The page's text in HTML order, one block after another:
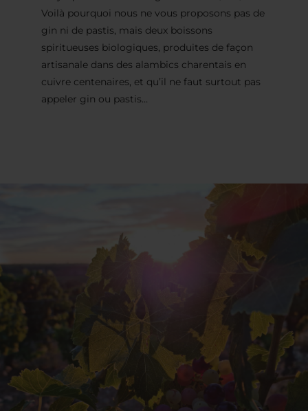
Voilà pourquoi nous ne vous proposons pas de
gin ni de pastis, mais deux boissons
spiritueuses biologiques, produites de façon
artisanale dans des alambics charentais en
cuivre centenaires, et qu’il ne faut surtout pas
appeler gin ou pastis…